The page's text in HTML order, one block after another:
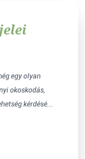
egy olyan
okoskodás,
kérdésé...